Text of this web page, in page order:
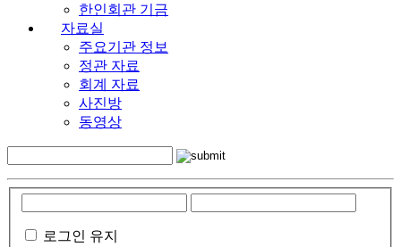
한인회관 기금
자료실
주요기관 정보
정관 자료
회계 자료
사진방
동영상
로그인 유지